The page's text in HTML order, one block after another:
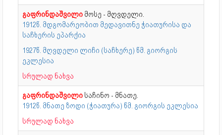
გაფრინდაშვილი მოსე - მღვდელი.
1912წ. მდგომარეობით მედავითნე ჭიათურისა და
საჩხერის ეპარქია
1927წ. მღვდელი ლიჩი (საჩხერე) წმ. გიორგის
ეკლესია
სრულად ნახვა
გაფრინდაშვილი საჩინო - მნათე.
1912წ. მნათე ზოდი (ჭიათურა) წმ. გიორგის ეკლესია
სრულად ნახვა